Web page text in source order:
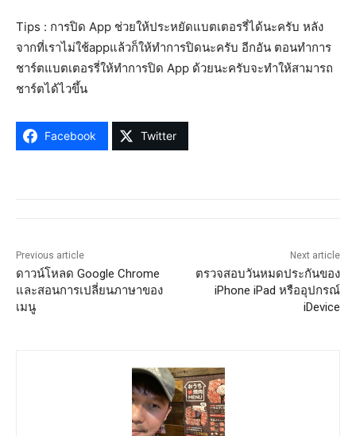
Tips : การปิด App ช่วยให้ประหยัดแบตเตอรรี่ได้นะครับ หลัง
จากที่เราไม่ใช้appแล้วก็ให้ทำการปิดนะครับ อีกอัน ตอนทำการ
ชาร์ตแบตเตอรรี่ให้ทำการปิด App ด้วยนะครับจะทำให้สามารถ
ชาร์ตได้ไวขึ้น
Facebook Twitter
Previous article
ดาวน์โหลด Google Chrome
และสอนการเปลี่ยนภาษาของ
เมนู
Next article
ตรวจสอบวันหมดประกันของ
iPhone iPad หรืออุปกรณ์
iDevice